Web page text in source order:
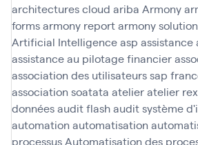
architectures cloud ariba Armony
formsarmony reportarmony solution
Artificial Intelligenceasp assistance
assistance au pilotage financier
association des utilisateurs sap
association soatata atelieratelier rex
donnéesaudit flashaudit système
automation automatisation
processusAutomatisation des